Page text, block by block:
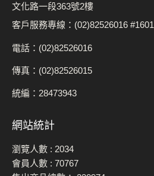
文化路一段363號2樓
客戶服務專線：(02)82526016 #1601
電話：(02)82526016
傳真：(02)82526015
統編：28473943
網站統計
瀏覽人數 : 2034
會員人數 : 70767